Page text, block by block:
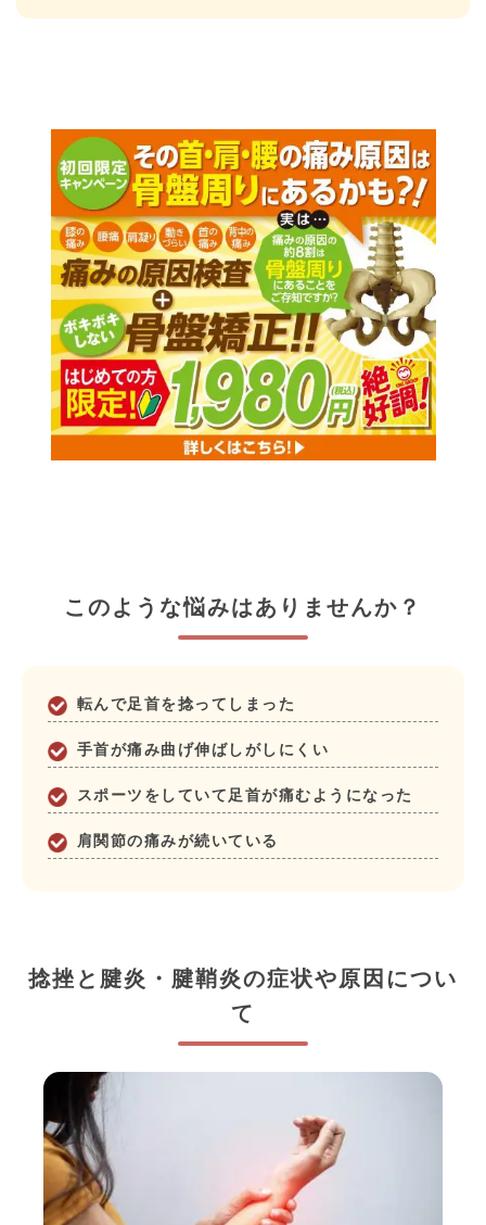
このような悩みはありませんか？
転んで足首を捻ってしまった
手首が痛み曲げ伸ばしがしにくい
スポーツをしていて足首が痛むようになった
肩関節の痛みが続いている
捻挫と腱炎・腱鞘炎の症状や原因につい
て